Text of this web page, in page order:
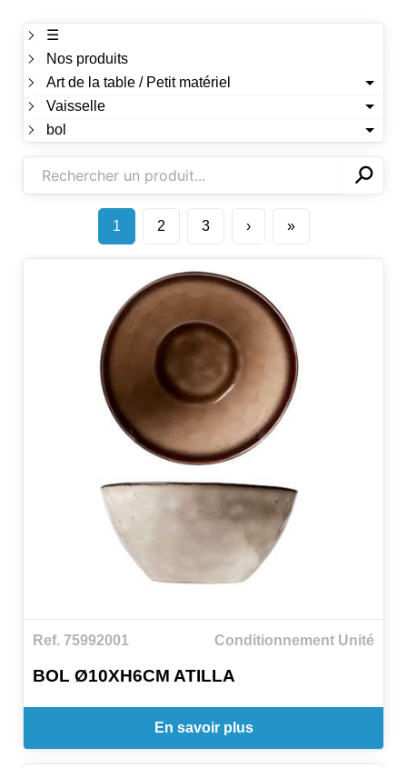
☰
Nos produits
Art de la table / Petit matériel
Vaisselle
bol
✕⚲
1 2 3 › »
Ref. 75992001 Conditionnement Unité
BOL Ø10XH6CM ATILLA
En savoir plus